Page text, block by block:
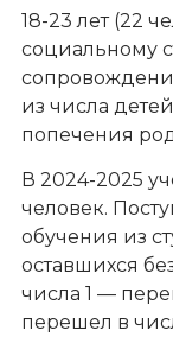
18-23 лет (22
социальному
из числа
попечения
В 2024-2025
человек.
обучения из
оставшихся
числа 1 —
перешел в